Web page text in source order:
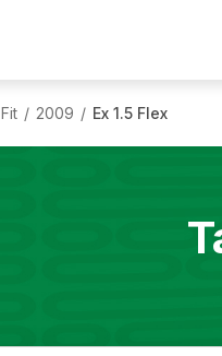
Fit / 2009 / Ex 1.5 Flex